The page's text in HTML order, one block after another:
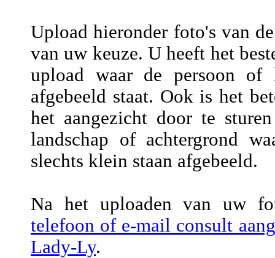
Upload hieronder foto's van
van uw keuze. U heeft het
upload waar de persoon of
afgebeeld staat. Ook is het
het aangezicht door te
landschap of achtergrond
slechts klein staan afgebeeld.
Na het uploaden van uw
telefoon of e-mail consult
Lady-Ly.